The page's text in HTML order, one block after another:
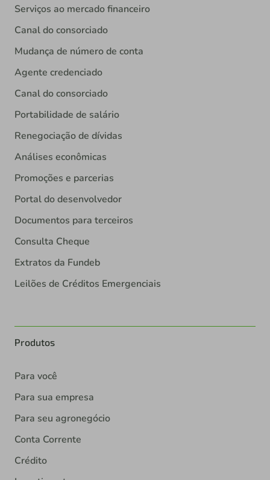
Serviços ao mercado financeiro
Canal do consorciado
Mudança de número de conta
Agente credenciado
Canal do consorciado
Portabilidade de salário
Renegociação de dívidas
Análises econômicas
Promoções e parcerias
Portal do desenvolvedor
Documentos para terceiros
Consulta Cheque
Extratos da Fundeb
Leilões de Créditos Emergenciais
Produtos
Para você
Para sua empresa
Para seu agronegócio
Conta Corrente
Crédito